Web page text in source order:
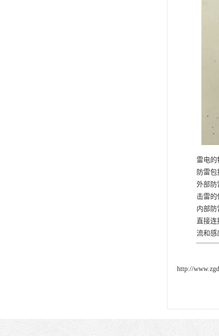
雷电的
防雷包
外部防
击雷的
内部防
直接连
流和感
http://